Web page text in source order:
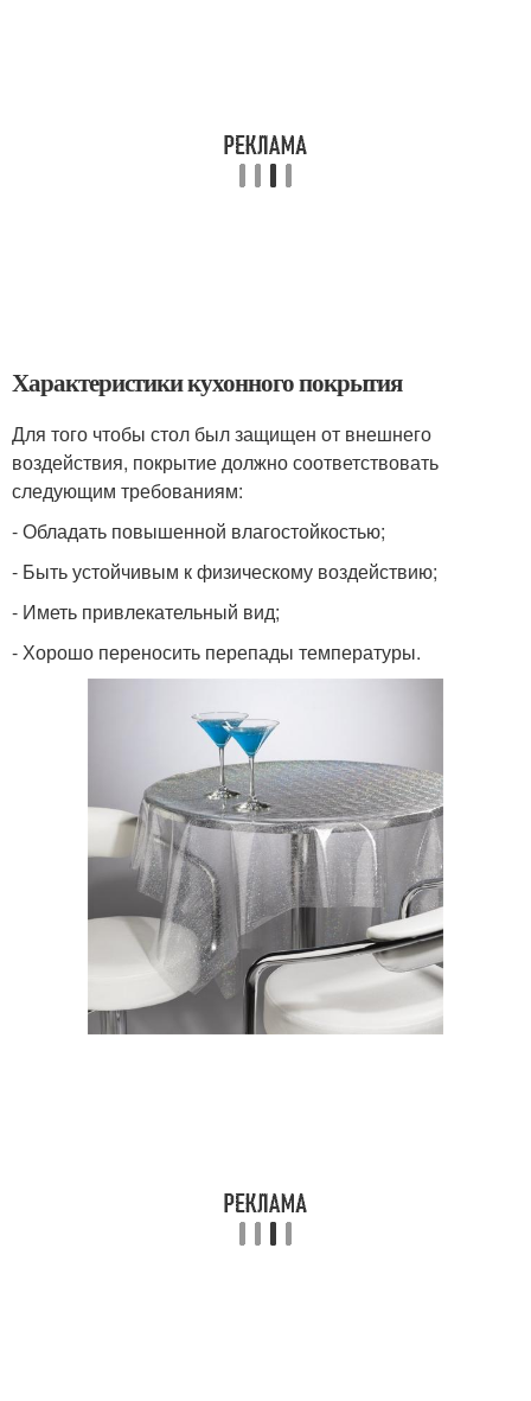
Характеристики кухонного покрытия
Для того чтобы стол был защищен от внешнего
воздействия, покрытие должно соответствовать
следующим требованиям:
- Обладать повышенной влагостойкостью;
- Быть устойчивым к физическому воздействию;
- Иметь привлекательный вид;
- Хорошо переносить перепады температуры.